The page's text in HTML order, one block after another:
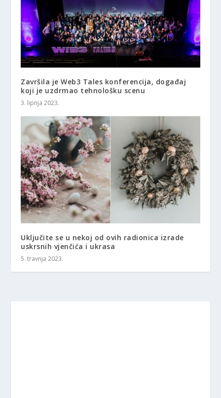
Završila je Web3 Tales konferencija, događaj
koji je uzdrmao tehnološku scenu
3. lipnja 2023.
Uključite se u nekoj od ovih radionica izrade
uskrsnih vjenčića i ukrasa
5. travnja 2023.